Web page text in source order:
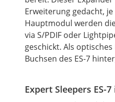
Erweiterung gedacht,
Hauptmodul werden
via S/PDIF oder
geschickt. Als
Buchsen des ES-7
Expert Sleepers ES-